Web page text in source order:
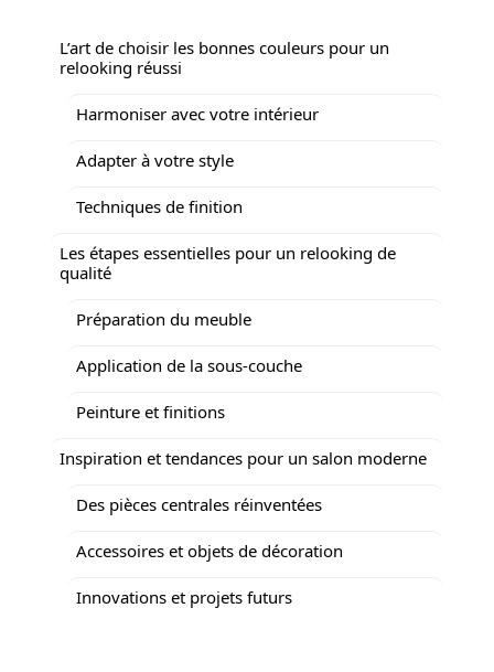
L’art de choisir les bonnes couleurs pour un
relooking réussi
Harmoniser avec votre intérieur
Adapter à votre style
Techniques de finition
Les étapes essentielles pour un relooking de
qualité
Préparation du meuble
Application de la sous-couche
Peinture et finitions
Inspiration et tendances pour un salon moderne
Des pièces centrales réinventées
Accessoires et objets de décoration
Innovations et projets futurs